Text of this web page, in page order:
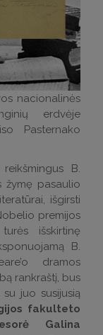
nacionalinės
erdvėje
Pasternako
B.
žymę pasaulio
išgirsti
premijos
išskirtinę
B.
dramos
rankraštį, bus
juo susijusią
fakulteto
Galina